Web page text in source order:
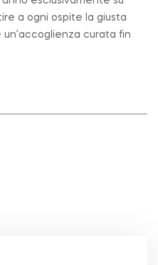
a ogni ospite la giusta
curata fin